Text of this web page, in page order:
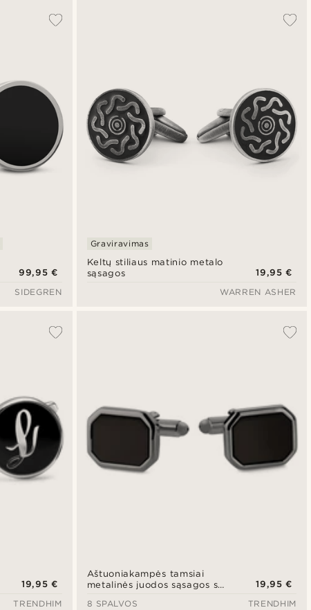
99,95 €
SIDEGREN
Keltų stiliaus matinio metalo
sąsagos
Graviravimas
19,95 €
WARREN ASHER
19,95 €
TRENDHIM
Aštuoniakampės tamsiai
metalinės juodos sąsagos su
19,95 €
8 SPALVOS
TRENDHIM